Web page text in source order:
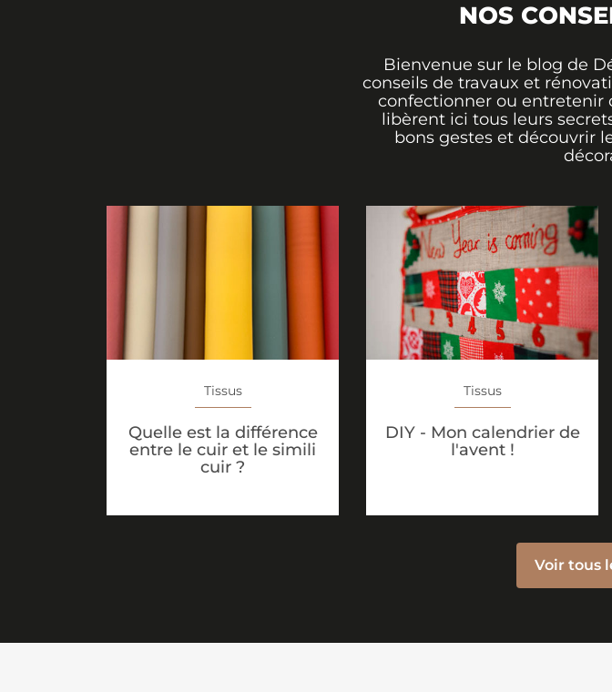
NOS
Bienvenue sur le blog de
conseils de travaux et
confectionner ou entretenir
libèrent ici tous leurs
bons gestes et découvrir
Tissus
Quelle est la différence
entre le cuir et le simili
cuir ?
Tissus
DIY - Mon calendrier de
l'avent !
Voir tous